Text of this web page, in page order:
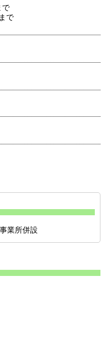
で
で
業所併設